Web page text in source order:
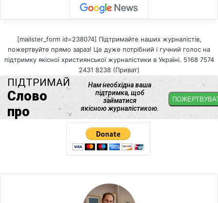
[mailster_form id=238074] Підтримайте наших журналістів,
пожертвуйте прямо зараз! Це дуже потрібний і гучний голос на
підтримку якісної християнської журналістики в Україні. 5168 7574
2431 8238 (Приват)